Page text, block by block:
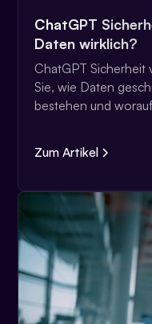
ChatGPT
Daten wirklich?
ChatGPT Sicherheit
Sie, wie Daten
bestehen und
Zum Artikel